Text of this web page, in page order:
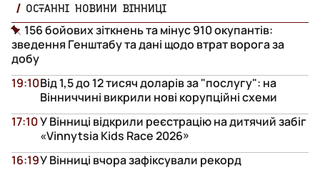
ОСТАННІ НОВИНИ ВІННИЦІ
156 бойових зіткнень та мінус 910 окупантів:
зведення Генштабу та дані щодо втрат ворога за
добу
Від 1,5 до 12 тисяч доларів за "послугу": на
Вінниччині викрили нові корупційні схеми
19:10
У Вінниці відкрили реєстрацію на дитячий забіг
«Vinnytsia Kids Race 2026»
17:10
У Вінниці вчора зафіксували рекорд
16:19